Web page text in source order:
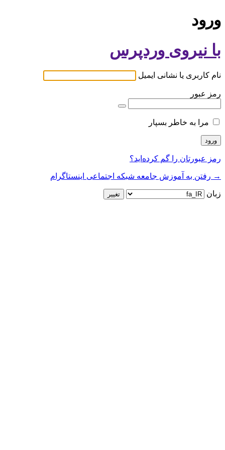
ورود
با نیروی وردپرس
نام کاربری یا نشانی ایمیل
رمز عبور
مرا به خاطر بسپار
رمز عبورتان را گم کرده‌اید؟
→ رفتن به آموزش جامعه شبکه اجتماعی اینستاگرام
زبان